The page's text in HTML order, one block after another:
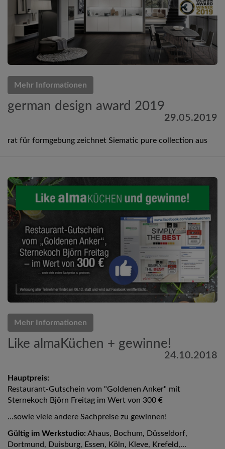
Mehr Informationen
german design award 2019
29.05.2019
rat für formgebung zeichnet Siematic pure collection aus
Mehr Informationen
Like almaKüchen + gewinne!
24.10.2018
Hauptpreis:
Restaurant-Gutschein vom "Goldenen Anker" mit
Sternekoch Björn Freitag im Wert von 300 €
...sowie viele andere Sachpreise zu gewinnen!
Gültig im Werkstudio: Ahaus, Bochum, Düsseldorf,
Dortmund, Duisburg, Essen, Köln, Kleve, Krefeld,...